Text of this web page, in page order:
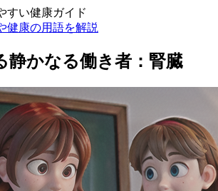
すい健康ガイド
健康の用語を解説
静かなる働き者：腎臓